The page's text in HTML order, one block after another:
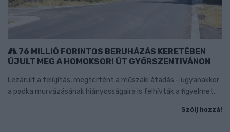
76 MILLIÓ FORINTOS BERUHÁZÁS KERETÉBEN
ÚJULT MEG A HOMOKSORI ÚT GYŐRSZENTIVÁNON
Lezárult a felújítás, megtörtént a műszaki átadás - ugyanakkor
a padka murvázásának hiányosságaira is felhívták a figyelmet.
Szólj hozzá!